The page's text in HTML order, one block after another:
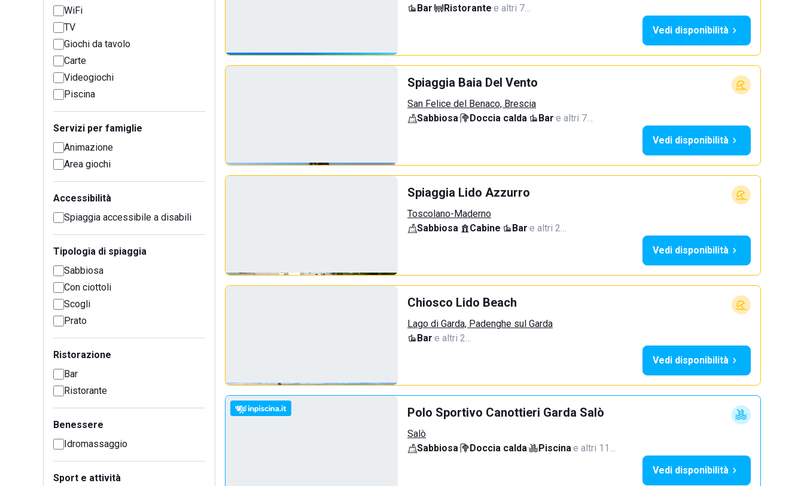
WiFi
TV
Giochi da tavolo
Carte
Videogiochi
Piscina
Servizi per famiglie
Animazione
Area giochi
Accessibilità
Spiaggia accessibile a disabili
Tipologia di spiaggia
Sabbiosa
Con ciottoli
Scogli
Prato
Ristorazione
Bar
Ristorante
Benessere
Idromassaggio
Sport e attività
Bar· Ristorante·e altri 7…
Vedi disponibilità
Spiaggia Baia Del Vento
San Felice del Benaco, Brescia
Sabbiosa· Doccia calda· Bar·e altri 7…
Vedi disponibilità
Spiaggia Lido Azzurro
Toscolano-Maderno
Sabbiosa· Cabine· Bar·e altri 2…
Vedi disponibilità
Chiosco Lido Beach
Lago di Garda, Padenghe sul Garda
Bar·e altri 2…
Vedi disponibilità
Polo Sportivo Canottieri Garda Salò
Salò
Sabbiosa· Doccia calda· Piscina·e altri 11…
Vedi disponibilità